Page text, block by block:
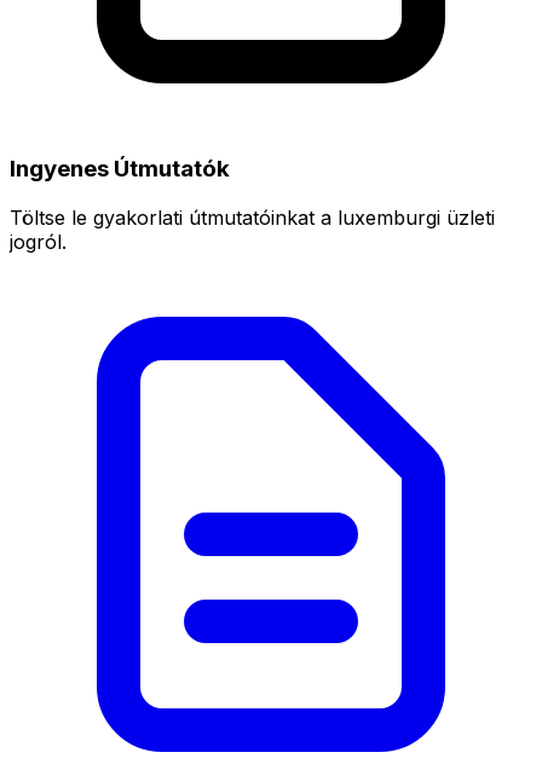
Ingyenes Útmutatók
Töltse le gyakorlati útmutatóinkat a luxemburgi üzleti
jogról.